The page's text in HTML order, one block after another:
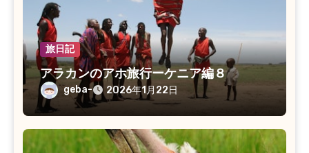
旅日記
アラカンのアホ旅行ーケニア編８
geba- 2026年1月22日